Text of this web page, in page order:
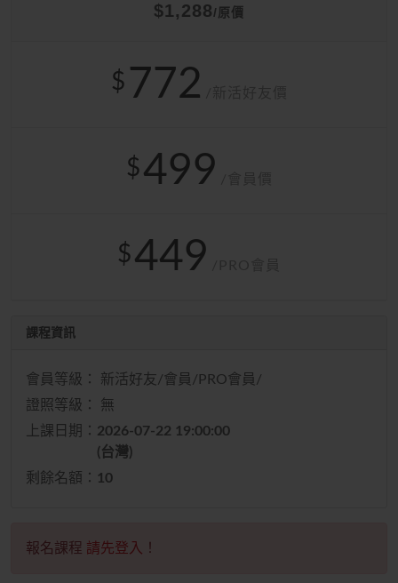
$1,288/原價
$ 772
$499
$449
課程資訊
會員等級： 新活好友/會員/PRO會員/
證照等級： 無
上課日期： 2026-07-22 19:00:00
(台灣)
剩餘名額： 10
報名課程 請先登入 ！